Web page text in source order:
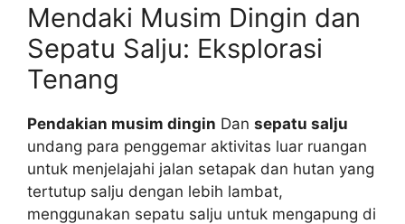
Mendaki Musim Dingin dan
Sepatu Salju: Eksplorasi
Tenang
Pendakian musim dingin Dan sepatu salju
undang para penggemar aktivitas luar ruangan
untuk menjelajahi jalan setapak dan hutan yang
tertutup salju dengan lebih lambat,
menggunakan sepatu salju untuk mengapung di